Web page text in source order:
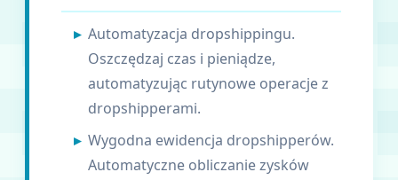
Automatyzacja dropshippingu.
Oszczędzaj czas i pieniądze,
automatyzując rutynowe operacje z
dropshipperami.
Wygodna ewidencja dropshipperów.
Automatyczne obliczanie zysków